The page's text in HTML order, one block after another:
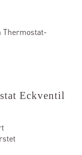
Thermostat-
Eckventil